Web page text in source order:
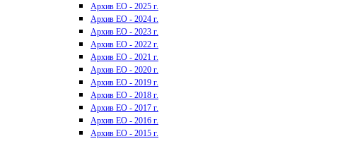
Архив ЕО - 2025 г.
Архив ЕО - 2024 г.
Архив ЕО - 2023 г.
Архив ЕО - 2022 г.
Архив ЕО - 2021 г.
Архив ЕО - 2020 г.
Архив ЕО - 2019 г.
Архив ЕО - 2018 г.
Архив ЕО - 2017 г.
Архив ЕО - 2016 г.
Архив ЕО - 2015 г.